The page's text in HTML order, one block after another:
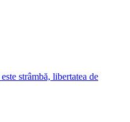
strâmbă, libertatea de